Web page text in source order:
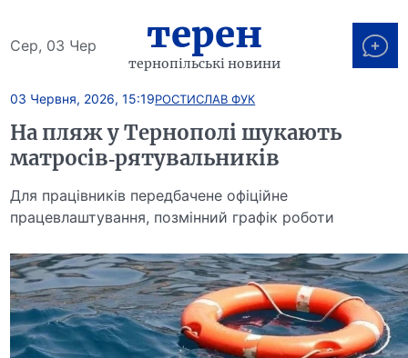
Сер, 03 Чер терен
тернопільські новини
03 Червня, 2026, 15:19РОСТИСЛАВ ФУК
На пляж у Тернополі шукають
матросів-рятувальників
Для працівників передбачене офіційне
працевлаштування, позмінний графік роботи